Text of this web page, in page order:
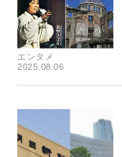
エンタメ
2025.08.06